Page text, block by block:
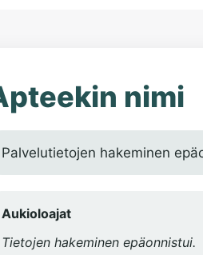
nimi
Palvelutietojen hakeminen
Aukioloajat
Tietojen hakeminen epäonnistui.